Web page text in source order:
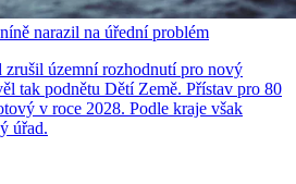
narazil na úřední problém
zrušil územní rozhodnutí pro nový
tak podnětu Dětí Země. Přístav pro 80
v roce 2028. Podle kraje však
úřad.